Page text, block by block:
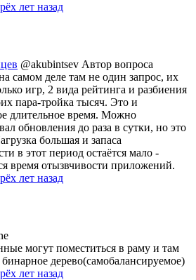
лет назад
@akubintsev Автор вопроса
самом деле там не один запрос, их
игр, 2 вида рейтинга и разбиения
пара-тройка тысяч. Это и
длительное время. Можно
обновления до раза в сутки, но это
большая и запаса
в этот период остаётся мало -
время отызвчивости приложений.
лет назад
могут поместиться в раму и там
дерево(самобалансируемое)
лет назад